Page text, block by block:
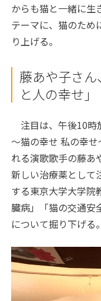
からも猫と一緒に生
テーマに、猫のため
り上げる。
藤あや子さ
と人の幸せ」
注目は、午後10時
～猫の幸せ 私の幸
れる演歌歌手の藤あ
新しい治療薬として
する東京大学大学院
臓病」「猫の交通安
について掘り下げる。